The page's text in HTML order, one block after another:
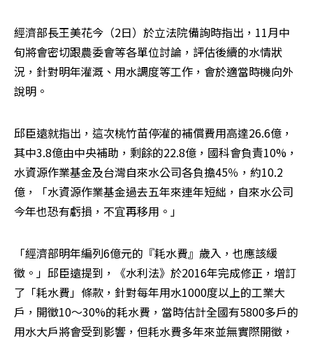
經濟部長王美花今（2日）於立法院備詢時指出，11月中
旬將會密切跟農委會等各單位討論，評估後續的水情狀
況，針對明年灌溉、用水調度等工作，會於適當時機向外
說明。
邱臣遠就指出，這次桃竹苗停灌的補償費用高達26.6億，
其中3.8億由中央補助，剩餘的22.8億，國科會負責10%，
水資源作業基金及台灣自來水公司各負擔45％，約10.2
億，「水資源作業基金過去五年來連年短絀，自來水公司
今年也恐有虧損，不宜再移用。」
「經濟部明年編列6億元的『耗水費』歲入，也應該緩
徵。」邱臣遠提到，《水利法》於2016年完成修正，增訂
了「耗水費」條款，針對每年用水1000度以上的工業大
戶，開徵10～30%的耗水費，當時估計全國有5800多戶的
用水大戶將會受到影響，但耗水費多年來並無實際開徵，